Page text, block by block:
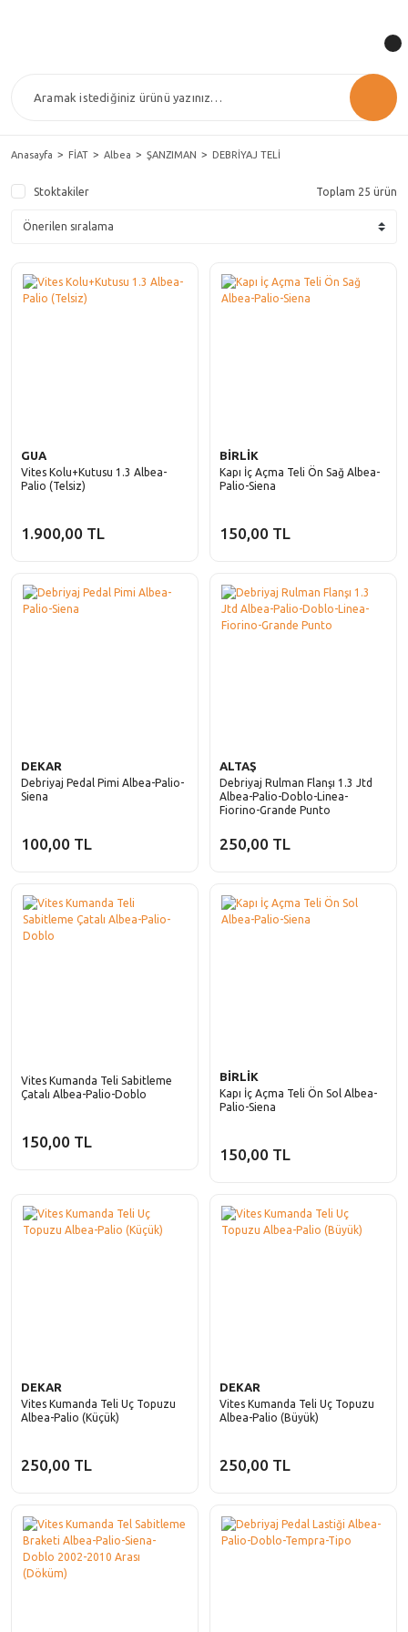
Anasayfa FİAT Albea ŞANZIMAN DEBRİYAJ TELİ
Stoktakiler Toplam 25 ürün
GUA
Vites Kolu+Kutusu 1.3 Albea-
Palio (Telsiz)
1.900,00 TL
BİRLİK
Kapı İç Açma Teli Ön Sağ Albea-
Palio-Siena
150,00 TL
DEKAR
Debriyaj Pedal Pimi Albea-Palio-
Siena
100,00 TL
ALTAŞ
Debriyaj Rulman Flanşı 1.3 Jtd
Albea-Palio-Doblo-Linea-
Fiorino-Grande Punto
250,00 TL
Vites Kumanda Teli Sabitleme
Çatalı Albea-Palio-Doblo
150,00 TL
BİRLİK
Kapı İç Açma Teli Ön Sol Albea-
Palio-Siena
150,00 TL
DEKAR
Vites Kumanda Teli Uç Topuzu
Albea-Palio (Küçük)
250,00 TL
DEKAR
Vites Kumanda Teli Uç Topuzu
Albea-Palio (Büyük)
250,00 TL